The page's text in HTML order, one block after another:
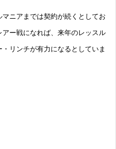
ニアまでは契約が続くとしてお
ー戦になれば、来年のレッスル
リンチが有力になるとしていま